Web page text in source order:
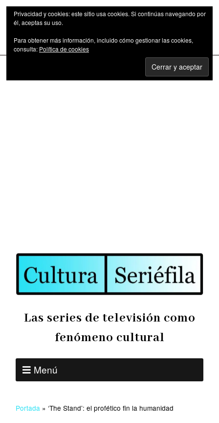
Las series de televisión como fenómeno cultural
Las series de televisión como
fenómeno cultural
Menú
Portada » ‘The Stand’: el profético fin la humanidad
Privacidad y cookies: este sitio usa cookies. Si continúas navegando por
él, aceptas su uso.
Para obtener más información, incluido cómo gestionar las cookies,
consulta: Política de cookies